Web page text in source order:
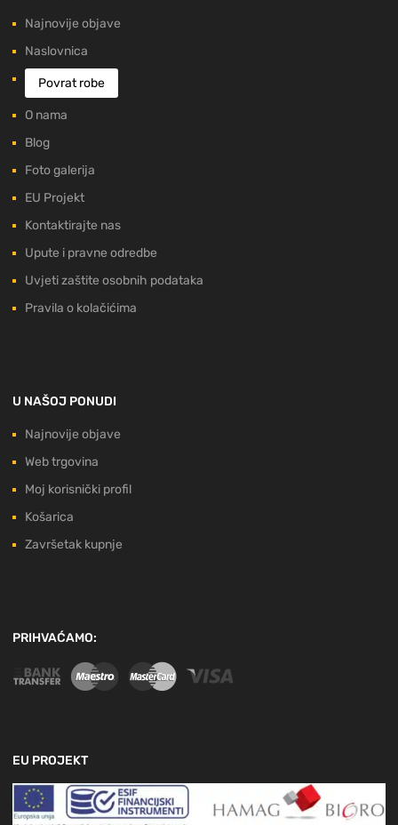
Najnovije objave
Naslovnica
Povrat robe
O nama
Blog
Foto galerija
EU Projekt
Kontaktirajte nas
Upute i pravne odredbe
Uvjeti zaštite osobnih podataka
Pravila o kolačićima
U NAŠOJ PONUDI
Najnovije objave
Web trgovina
Moj korisnički profil
Košarica
Završetak kupnje
PRIHVAĆAMO:
EU PROJEKT